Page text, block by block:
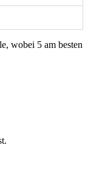
wobei 5 am besten